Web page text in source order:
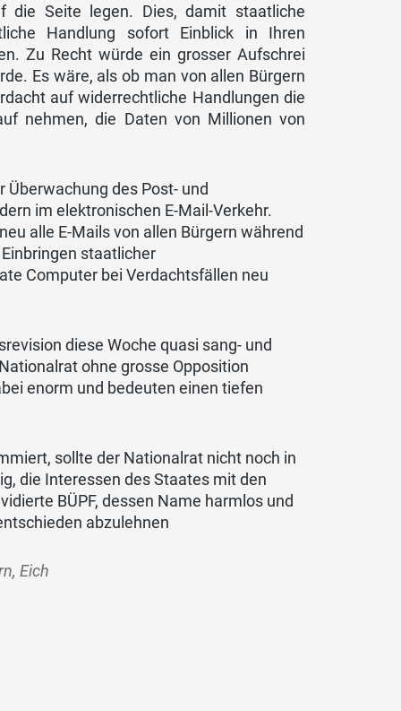
die Seite legen. Dies, damit staatliche
Handlung sofort Einblick in Ihren
Zu Recht würde ein grosser Aufschrei
Es wäre, als ob man von allen Bürgern
auf widerrechtliche Handlungen die
nehmen, die Daten von Millionen von
Überwachung des Post- und
im elektronischen E-Mail-Verkehr.
alle E-Mails von allen Bürgern während
staatlicher
Computer bei Verdachtsfällen neu
diese Woche quasi sang- und
ohne grosse Opposition
enorm und bedeuten einen tiefen
sollte der Nationalrat nicht noch in
die Interessen des Staates mit den
BÜPF, dessen Name harmlos und
abzulehnen
Eich